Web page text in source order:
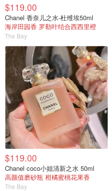
$119.00
Chanel 香奈儿之水-杜维埃50ml
海岸田园香 罗勒叶结合西西里橙
The Bay
$119.00
Chanel coco小姐清新之水 50ml
高颜值磨砂瓶 柑橘蜜桃花果香
The Bay